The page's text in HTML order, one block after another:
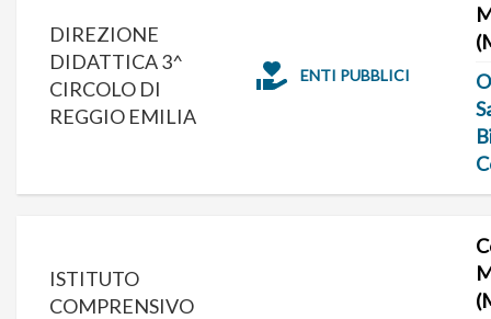
DIREZIONE
DIDATTICA 3^
CIRCOLO DI
REGGIO EMILIA
ENTI PUBBLICI
ISTITUTO
COMPRENSIVO